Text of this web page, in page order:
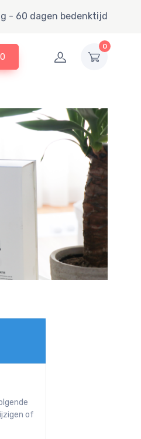
- 60 dagen bedenktijd
0
of